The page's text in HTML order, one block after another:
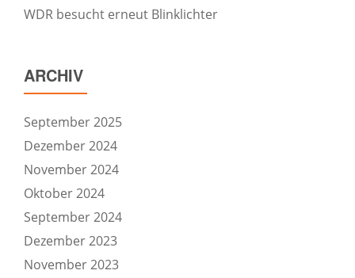
WDR besucht erneut Blinklichter
ARCHIV
September 2025
Dezember 2024
November 2024
Oktober 2024
September 2024
Dezember 2023
November 2023